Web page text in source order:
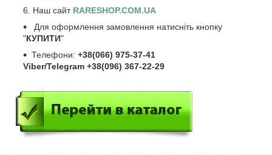
Наш сайт RARESHOP.COM.UA
Для оформлення замовлення натисніть кнопку
"КУПИТИ"
Телефони: +38(066) 975-37-41
Viber/Telegram +38(096) 367-22-29